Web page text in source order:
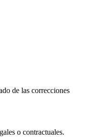
de las correcciones
o contractuales.